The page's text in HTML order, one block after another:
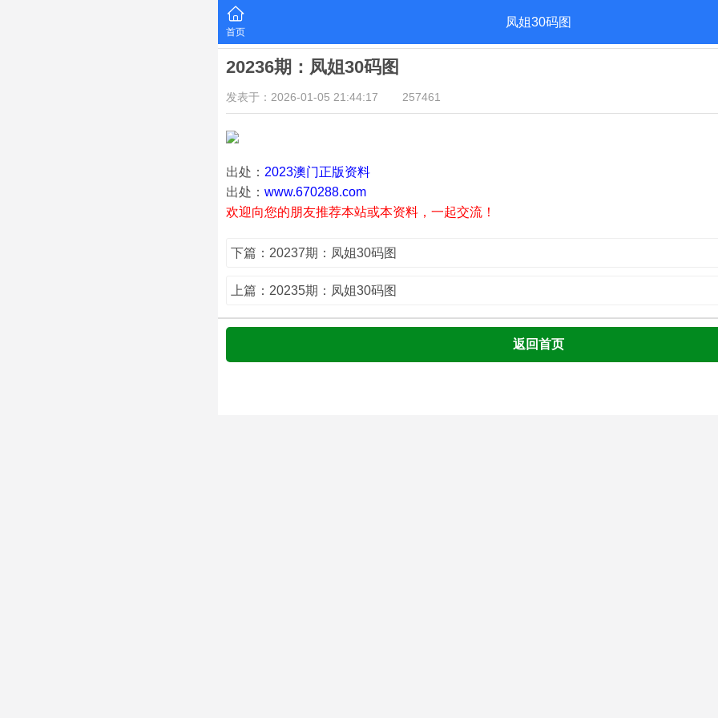
首页
凤姐30码图
20236期：凤姐30码图
发表于：2026-01-05 21:44:17 257461
出处： 2023澳门正版资料
出处： www.670288.com
欢迎向您的朋友推荐本站或本资料，一起交流！
下篇：20237期：凤姐30码图
上篇：20235期：凤姐30码图
返回首页